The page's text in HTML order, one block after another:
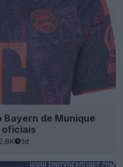
de Munique
oficiais
1d